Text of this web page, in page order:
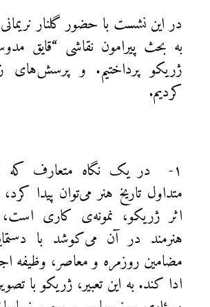
در این نشست با حضور گلنار
به بحث پیرامون نقاشی “قایق
ژریکو پرداختیم. و پرسش‌های
کردیم.
۱- در یک نگاه متعارف که
متداول تاریخ هنر می‌توان پیدا
اثر ژریکو، نمونه‌ی کاری
هنرمند در آن می‌کوشد با
مضامین روزمره و معاصر، وظیفه
ادا کند. به این تعبیر، ژریکو با